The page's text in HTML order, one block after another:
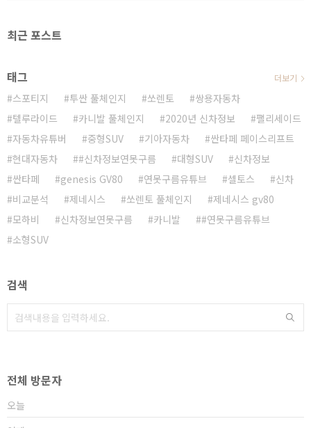
최근 포스트
태그
스포티지 투싼 풀체인지 쏘렌토
쌍용자동차
텔루라이드
카니발 풀체인지 2020년 신차정보
팰리세이드
자동차유튜버
중형SUV 기아자동차
싼타페 페이스리프트
현대자동차
#신차정보연못구름 대형SUV
신차정보
싼타페
genesis GV80 연못구름유튜브 셀토스
신차
비교분석
제네시스 쏘렌토 풀체인지
제네시스 gv80
모하비
신차정보연못구름 카니발
#연못구름유튜브
소형SUV
더보기
검색
전체 방문자
오늘